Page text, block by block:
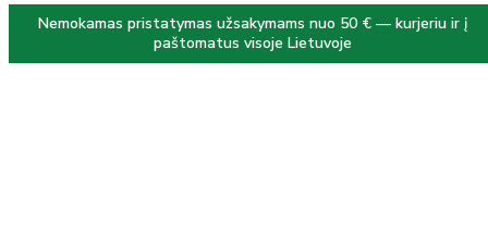
Nemokamas pristatymas užsakymams nuo 50 € — kurjeriu ir į
paštomatus visoje Lietuvoje